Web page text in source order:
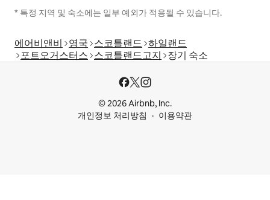
* 특정 지역 및 숙소에는 일부 예외가 적용될 수 있습니다.
에어비앤비 영국 스코틀랜드 하일랜드
포트오거스터스 스코틀랜드고지 장기 숙소
© 2026 Airbnb, Inc.
개인정보 처리방침
이용약관